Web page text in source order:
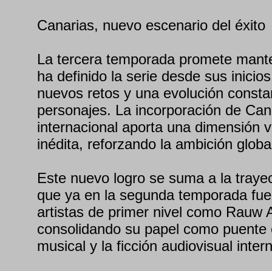
Canarias, nuevo escenario del éxito
La tercera temporada promete
ha definido la serie desde sus
nuevos retos y una evolución
personajes. La incorporación de
internacional aporta una dimensión
inédita, reforzando la ambición
Este nuevo logro se suma a la
que ya en la segunda temporada
artistas de primer nivel como Rauw
consolidando su papel como
musical y la ficción audiovisual